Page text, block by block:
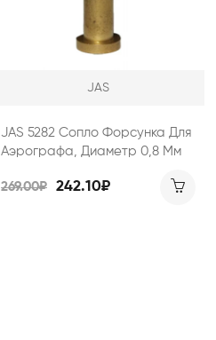
JAS
JAS 5282 Сопло Форсунка Для
Аэрографа, Диаметр 0,8 Мм
269.00₽ 242.10₽